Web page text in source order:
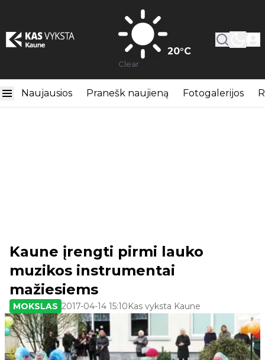
20°C
Clear
Naujausios Pranešk naujieną Fotogalerijos
Kaune įrengti pirmi lauko
muzikos instrumentai
mažiesiems
MOKSLAS 2017-04-14 15:10Kas vyksta Kaune